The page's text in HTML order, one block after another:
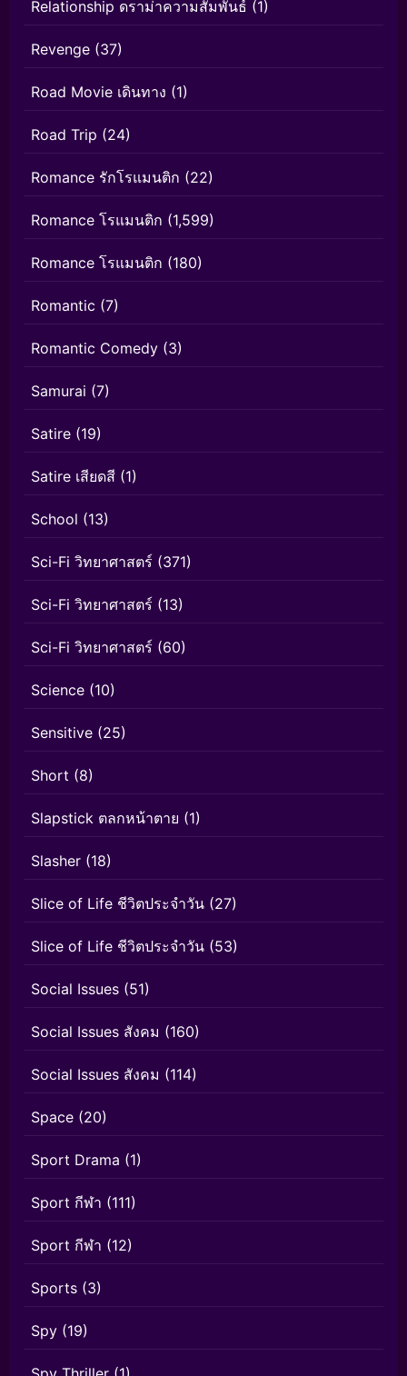
Relationship ดราม่าความสัมพันธ์ (1)
Revenge (37)
Road Movie เดินทาง (1)
Road Trip (24)
Romance รักโรแมนติก (22)
Romance โรแมนติก (1,599)
Romance โรแมนติก (180)
Romantic (7)
Romantic Comedy (3)
Samurai (7)
Satire (19)
Satire เสียดสี (1)
School (13)
Sci-Fi วิทยาศาสตร์ (371)
Sci-Fi วิทยาศาสตร์ (13)
Sci-Fi วิทยาศาสตร์ (60)
Science (10)
Sensitive (25)
Short (8)
Slapstick ตลกหน้าตาย (1)
Slasher (18)
Slice of Life ชีวิตประจำวัน (27)
Slice of Life ชีวิตประจำวัน (53)
Social Issues (51)
Social Issues สังคม (160)
Social Issues สังคม (114)
Space (20)
Sport Drama (1)
Sport กีฬา (111)
Sport กีฬา (12)
Sports (3)
Spy (19)